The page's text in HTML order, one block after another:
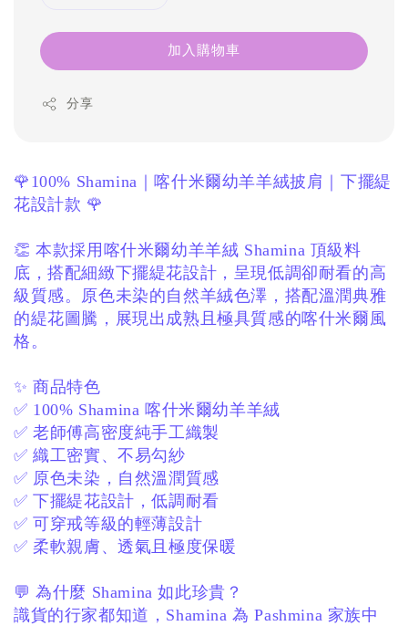
加入購物車
分享
🌹100% Shamina｜喀什米爾幼羊羊絨披肩｜下擺緹
花設計款 🌹
👏 本款採用喀什米爾幼羊羊絨 Shamina 頂級料
底，搭配細緻下擺緹花設計， 呈現低調卻耐看的高
級質感。 原色未染的自然羊絨色澤， 搭配溫潤典雅
的緹花圖騰， 展現出成熟且極具質感的喀什米爾風
格。
✨ 商品特色
✅ 100% Shamina 喀什米爾幼羊羊絨
✅ 老師傅高密度純手工織製
✅ 織工密實、不易勾紗
✅ 原色未染，自然溫潤質感
✅ 下擺緹花設計，低調耐看
✅ 可穿戒等級的輕薄設計
✅ 柔軟親膚、透氣且極度保暖
💬 為什麼 Shamina 如此珍貴？
識貨的行家都知道， Shamina 為 Pashmina 家族中